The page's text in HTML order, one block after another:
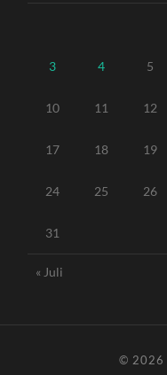
3 4 5
10 11 12
17 18 19
24 25 26
31
« Juli
© 2026